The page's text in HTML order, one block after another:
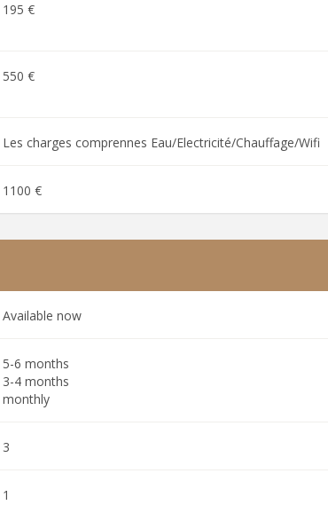
195 €
550 €
Les charges comprennes Eau/Electricité/Chauffage/Wifi
1100 €
Available now
5-6 months
3-4 months
monthly
3
1